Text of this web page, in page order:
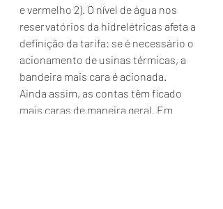
e vermelho 2). O nível de água nos
reservatórios da hidrelétricas afeta a
definição da tarifa: se é necessário o
acionamento de usinas térmicas, a
bandeira mais cara é acionada.
Ainda assim, as contas têm ficado
mais caras de maneira geral. Em